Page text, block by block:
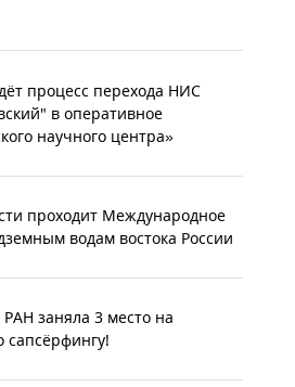
процесс перехода НИС
в оперативное
научного центра»
проходит Международное
водам востока России
заняла 3 место на
сапсёрфингу!